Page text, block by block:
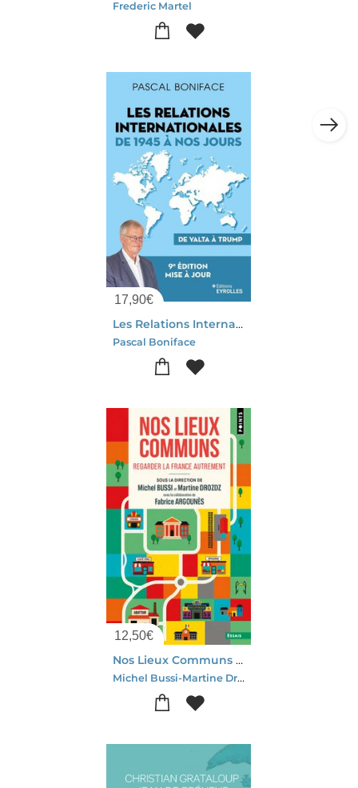
Frederic Martel
17,90€
Les Relations Internationales De 1945 A Nos Jours : De Yalta A Trump (9e Edition)
Pascal Boniface
12,50€
Nos Lieux Communs : Regarder La France Autrement
Michel Bussi-Martine Drozdz-Fabrice Argounes